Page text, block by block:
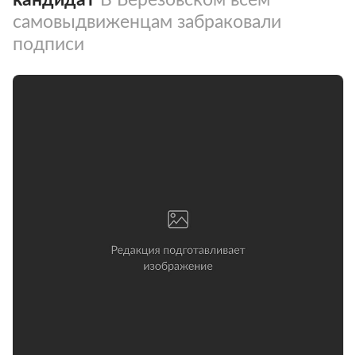
самовыдвиженцам забраковали
подписи